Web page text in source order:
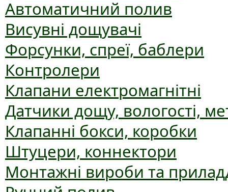
Автоматичний полив
Висувні дощувачі
Форсунки, спреї, баблери
Контролери
Клапани електромагнітні
Датчики дощу, вологості,
Клапанні бокси, коробки
Штуцери, коннектори
Монтажні вироби та